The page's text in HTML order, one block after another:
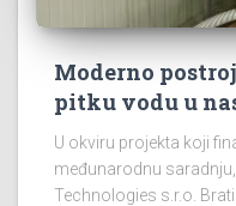
Moderno
pitku vodu u
U okviru projekta koji
međunarodnu
Technologies s.r.o.